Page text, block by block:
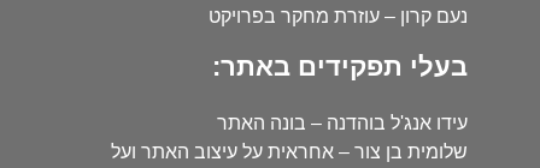
נעם קרון – עוזרת מחקר בפרויקט
בעלי תפקידים באתר:
עידו אנג'ל בוהדנה – בונה האתר
שלומית בן צור – אחראית על עיצוב האתר ועל